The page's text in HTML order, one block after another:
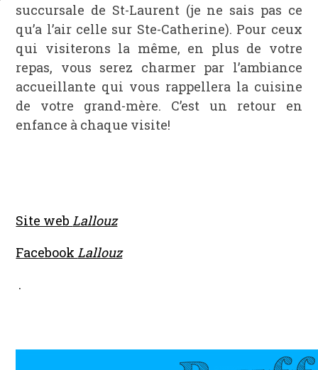
succursale de St-Laurent (je ne sais pas ce
qu’a l’air celle sur Ste-Catherine). Pour ceux
qui visiterons la même, en plus de votre
repas, vous serez charmer par l’ambiance
accueillante qui vous rappellera la cuisine
de votre grand-mère. C’est un retour en
enfance à chaque visite!
Site web Lallouz
Facebook Lallouz
.